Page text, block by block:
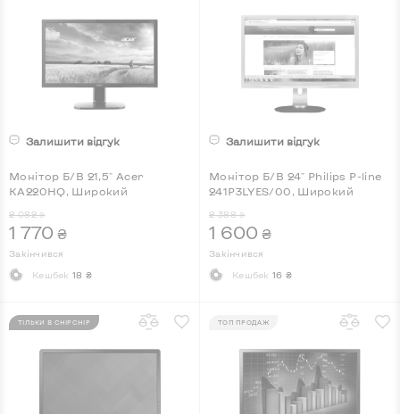
Залишити відгук
Монітор Б/В 21,5" Acer
KA220HQ, Широкий
2 082 ₴
1 770 ₴
Закінчився
Кешбек 18 ₴
Залишити відгук
Монітор Б/В 24" Philips P-line
241P3LYES/00, Широкий
2 388 ₴
1 600 ₴
Закінчився
Кешбек 16 ₴
ТІЛЬКИ В CHIPCHIP ТОП ПРОДАЖ